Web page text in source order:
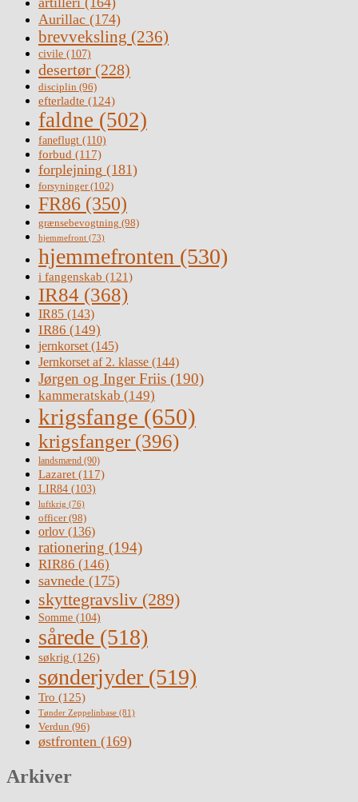
Aurillac (174)
brevveksling (236)
civile (107)
desertør (228)
disciplin (96)
efterladte (124)
faldne (502)
faneflugt (110)
forbud (117)
forplejning (181)
forsyninger(102)
FR86 (350)
grænsebevogtning (98)
hjemmefront (73)
hjemmefronten (530)
i fangenskab (121)
IR84 (368)
IR85 (143)
IR86 (149)
jernkorset(145)
Jernkorset af 2. klasse (144)
Jørgen og Inger Friis (190)
kammeratskab (149)
krigsfange (650)
krigsfanger (396)
landsmænd (90)
Lazaret (117)
LIR84 (103)
luftkrig (76)
officer(98)
orlov (136)
rationering (194)
RIR86 (146)
savnede (175)
skyttegravsliv (289)
Somme (104)
sårede (518)
søkrig (126)
sønderjyder (519)
Tro (125)
Tønder Zeppelinbase (81)
Verdun (96)
østfronten (169)
Arkiver